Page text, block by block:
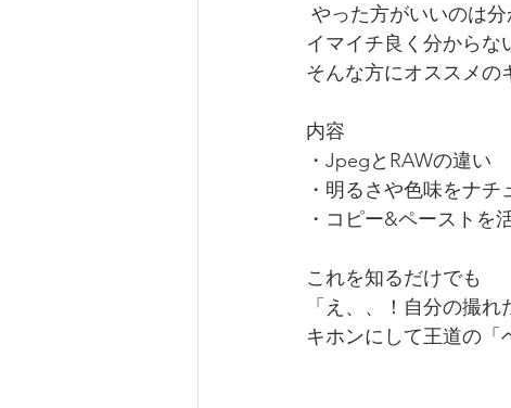
やった方がいいのは
イマイチ良く分からな
そんな方にオススメの
内容
・JpegとRAWの違い
・明るさや色味をナ
・コピー&ペーストを
これを知るだけでも
「え、、！自分の撮
キホンにして王道の「